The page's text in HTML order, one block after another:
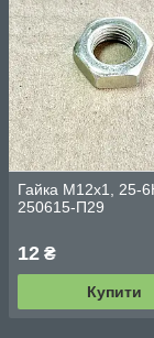
Гайка М12х1, 25-
250615-П29
12 ₴
Купити